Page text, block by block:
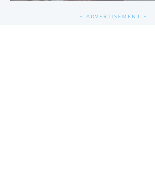
- ADVERTISEMENT -